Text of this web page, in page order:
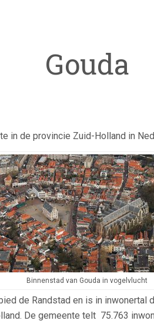
Gouda
in de provincie Zuid-Holland in
Binnenstad van Gouda in vogelvlucht
de Randstad en is in inwonertal
De gemeente telt 75.763